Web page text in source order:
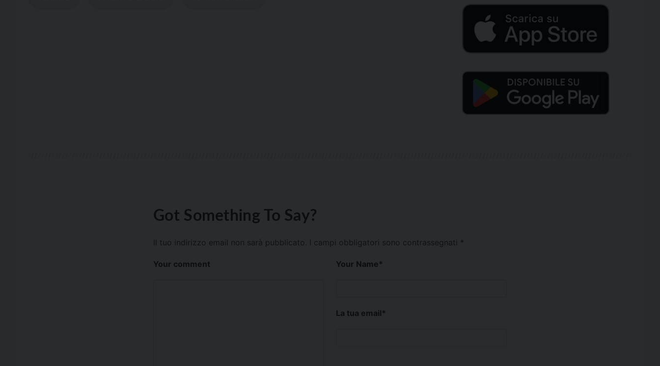
Got Something To Say?
Il tuo indirizzo email non sarà pubblicato. I campi obbligatori sono contrassegnati *
Your comment Your Name*
La tua email*